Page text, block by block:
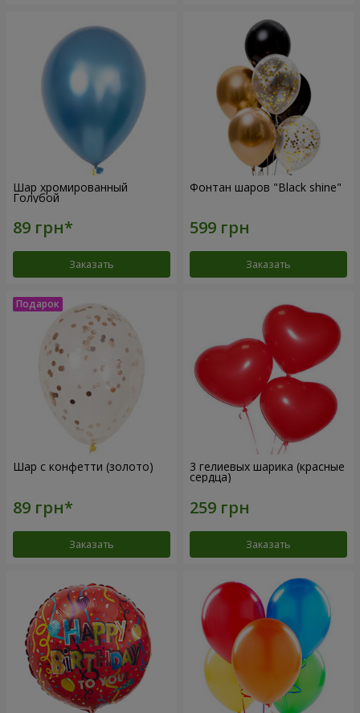
Шар хромированный
Голубой
Заказать
Фонтан шаров "Black shine"
Заказать
Шар с конфетти (золото)
Заказать
3 гелиевых шарика (красные
сердца)
Заказать